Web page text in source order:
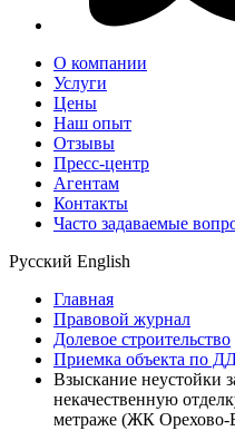
О компании
Услуги
Цены
Наш опыт
Отзывы
Пресс-центр
Агентам
Контакты
Часто задаваемые
Русский English
Главная
Правовой журнал
Долевое строительство
Приемка объекта по
Взыскание неустойки
некачественную
метраже (ЖК Орехово-